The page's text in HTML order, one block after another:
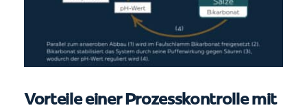
Vorteile einer Prozesskontrolle mit